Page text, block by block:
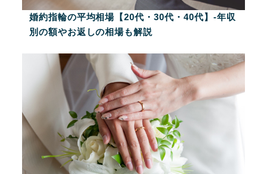
婚約指輪の平均相場【20代・30代・40代】-年収
別の額やお返しの相場も解説